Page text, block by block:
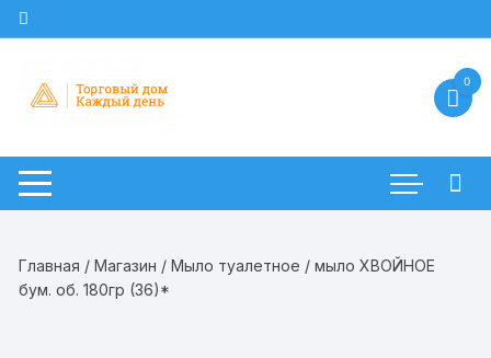
Перейти
к
0
Главная /Магазин /Мыло туалетное / мыло ХВОЙНОЕ
бум. об. 180гр (36)*